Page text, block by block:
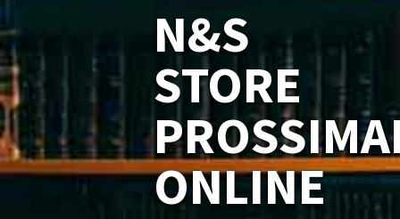
N&S
STORE
ONLINE